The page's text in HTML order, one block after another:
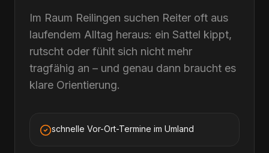
Im Raum Reilingen suchen Reiter oft aus
laufendem Alltag heraus: ein Sattel kippt,
rutscht oder fühlt sich nicht mehr
tragfähig an – und genau dann braucht es
klare Orientierung.
schnelle Vor-Ort-Termine im Umland